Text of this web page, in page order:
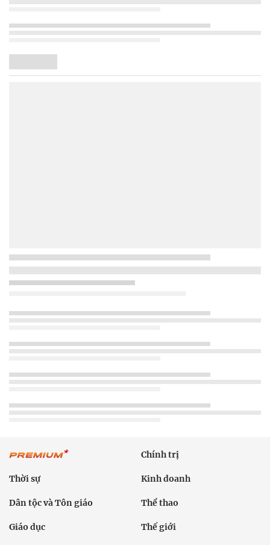
Chính trị
Thời sự Kinh doanh
Dân tộc và Tôn giáo Thể thao
Giáo dục Thế giới